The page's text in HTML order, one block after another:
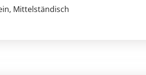
, Mittelständisch